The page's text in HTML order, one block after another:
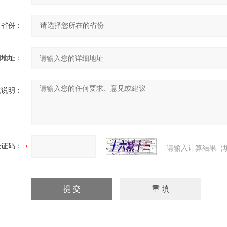
省份：
址：
明：
码： 请输入计算结果（